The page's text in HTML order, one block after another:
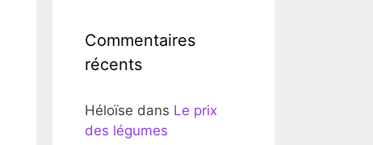
Commentaires
récents
Héloïse dans Le prix
des légumes